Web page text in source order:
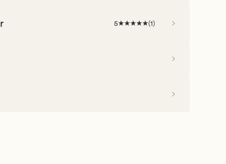
5 (1)